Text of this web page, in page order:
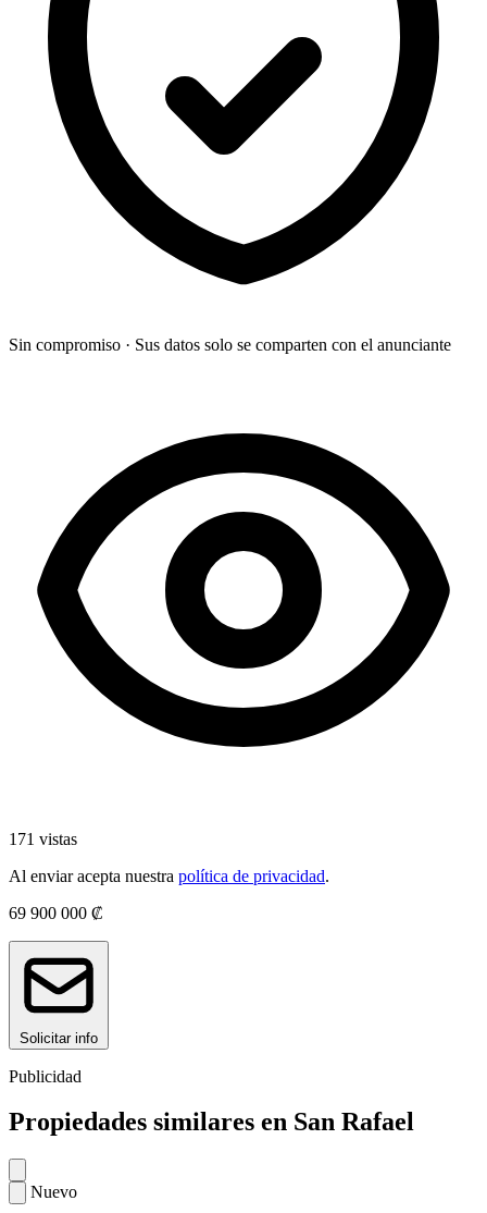
Sin compromiso · Sus datos solo se comparten con el anunciante
171 vistas
Al enviar acepta nuestra política de privacidad.
69 900 000 ₡
Solicitar info
Publicidad
Propiedades similares en San Rafael
Nuevo